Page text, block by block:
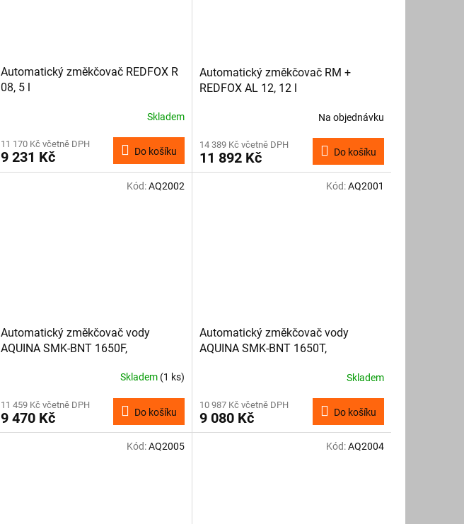
Automatický změkčovač REDFOX R
08, 5 l
Skladem
11 170 Kč včetně DPH
9 231 Kč Do košíku
Automatický změkčovač RM +
REDFOX AL 12, 12 l
Na objednávku
14 389 Kč včetně DPH
11 892 Kč Do košíku
Automatický změkčovač vody
AQUINA SMK-BNT 1650F,
Skladem (1 ks)
11 459 Kč včetně DPH
9 470 Kč Do košíku
Kód:AQ2002
Automatický změkčovač vody
AQUINA SMK-BNT 1650T,
Skladem
10 987 Kč včetně DPH
9 080 Kč Do košíku
Kód:AQ2001
Kód:AQ2005 Kód:AQ2004